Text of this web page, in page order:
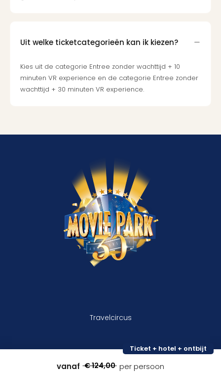
Uit welke ticketcategorieën kan ik kiezen?
Kies uit de categorie Entree zonder wachttijd + 10
minuten VR experience en de categorie Entree zonder
wachttijd + 30 minuten VR experience.
Ticket + hotel + ontbijt
vanaf € 124,00 per persoon
Travelcircus